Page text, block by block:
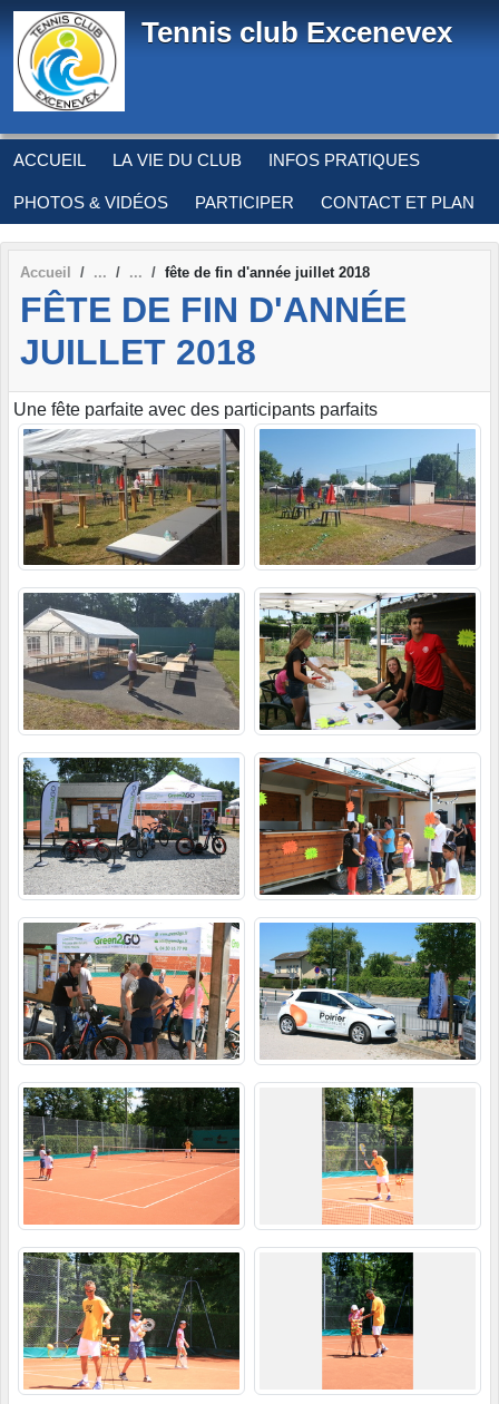
Tennis club Excenevex
ACCUEIL LA VIE DU CLUB INFOS PRATIQUES
PHOTOS & VIDÉOS PARTICIPER CONTACT ET PLAN
Accueil fête de fin d'année juillet 2018
FÊTE DE FIN D'ANNÉE
JUILLET 2018
Une fête parfaite avec des participants parfaits
Panneau de gestion des cookies